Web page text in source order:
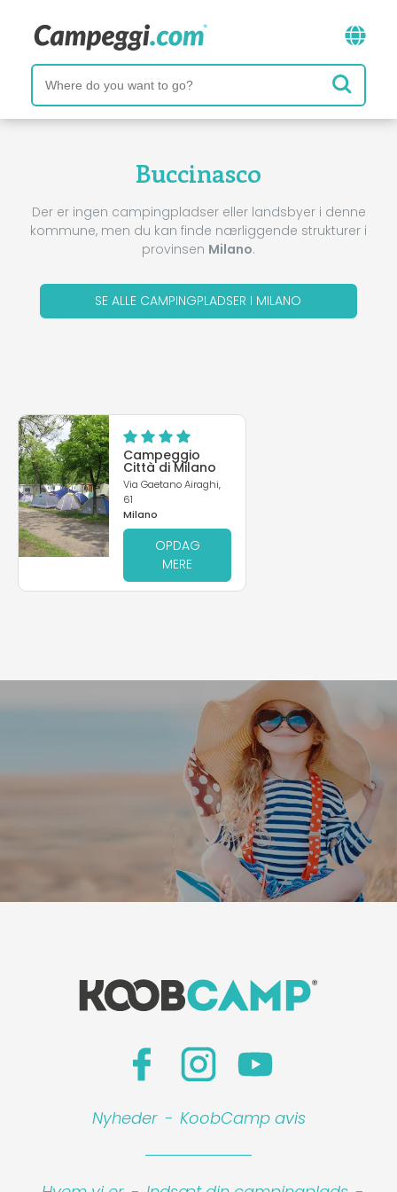
Buccinasco
Der er ingen campingpladser eller landsbyer i denne
kommune, men du kan finde nærliggende strukturer i
provinsen Milano.
SE ALLE CAMPINGPLADSER I MILANO
Campeggio
Città di Milano
Via Gaetano Airaghi,
61
Milano
OPDAG
MERE
Nyheder - KoobCamp avis